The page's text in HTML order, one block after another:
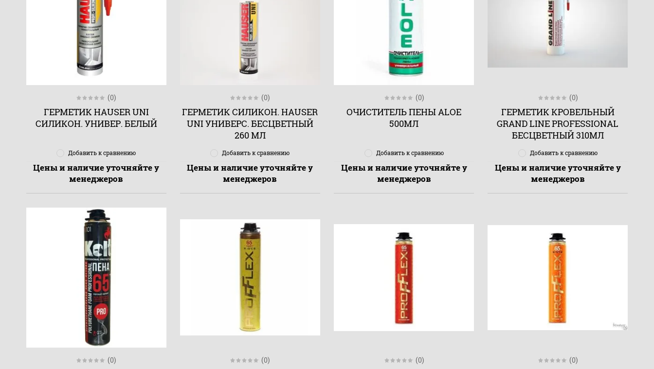
(0)
ГЕРМЕТИК HAUSER UNI
СИЛИКОН. УНИВЕР. БЕЛЫЙ
Добавить к сравнению
Цены и наличие уточняйте у
менеджеров
(0)
ГЕРМЕТИК СИЛИКОН. HAUSER
UNI УНИВЕРС. БЕСЦВЕТНЫЙ
260 МЛ
Добавить к сравнению
Цены и наличие уточняйте у
менеджеров
(0)
ОЧИСТИТЕЛЬ ПЕНЫ ALOE
500МЛ
Добавить к сравнению
Цены и наличие уточняйте у
менеджеров
(0)
ГЕРМЕТИК КРОВЕЛЬНЫЙ
GRAND LINE PROFESSIONAL
БЕСЦВЕТНЫЙ 310МЛ
Добавить к сравнению
Цены и наличие уточняйте у
менеджеров
(0) (0) (0) (0)